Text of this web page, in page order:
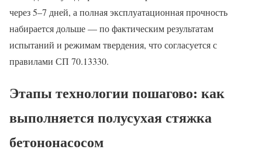
через 5–7 дней, а полная эксплуатационная прочность
набирается дольше — по фактическим результатам
испытаний и режимам твердения, что согласуется с
правилами СП 70.13330.
Этапы технологии пошагово: как
выполняется полусухая стяжка
бетононасосом